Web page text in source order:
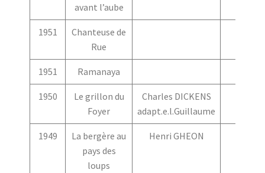
avant l’aube
1951
Chanteuse de
Rue
1951 Ramanaya
1950
Le grillon du
Foyer
Charles DICKENS
adapt.e.l.Guillaume
1949
La bergère au
pays des
loups
Henri GHEON